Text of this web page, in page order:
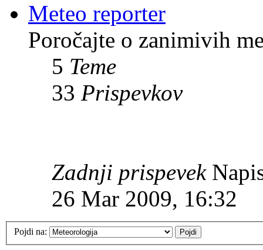
Meteo reporter
Poročajte o zanimivih
5 Teme
33 Prispevkov
Zadnji prispevek
26 Mar 2009, 16:32
Pojdi na: